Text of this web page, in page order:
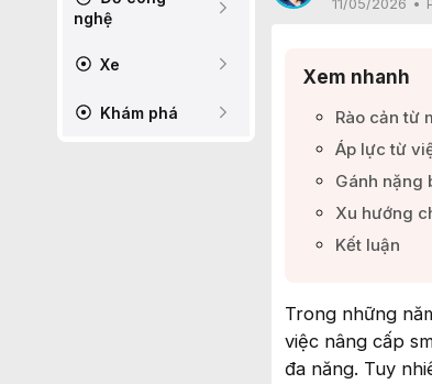
nghệ
Xe
Khám phá
11/05/2026
Xem nhanh
Rào cản từ
Áp lực từ
Gánh nặng
Xu hướng
Kết luận​
Trong những
việc nâng cấp
đa năng. Tuy